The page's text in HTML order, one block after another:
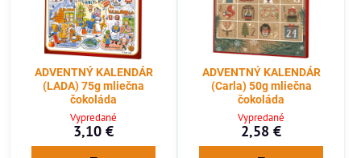
ADVENTNÝ KALENDÁR
(LADA) 75g mliečna
čokoláda
Vypredané
3,10 €
ADVENTNÝ KALENDÁR
(Carla) 50g mliečna
čokoláda
Vypredané
2,58 €